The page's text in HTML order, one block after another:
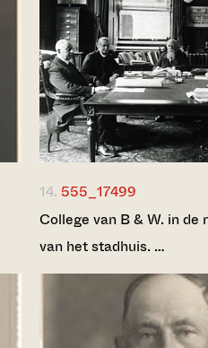
14. 555_17499
College van B & W. in de
van het stadhuis. …